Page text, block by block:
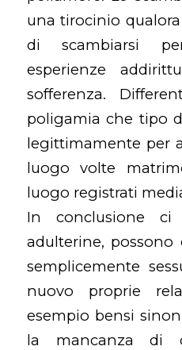
una tirocinio
di scambiarsi
esperienze
sofferenza.
poligamia che tipo
legittimamente per
luogo volte
luogo registrati
In conclusione
adulterine, possono
semplicemente
nuovo proprie
esempio bensi
la mancanza di